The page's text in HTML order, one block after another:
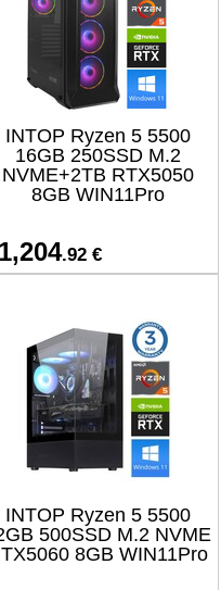
INTOP Ryzen 5 5500
16GB 250SSD M.2
NVME+2TB RTX5050
8GB WIN11Pro
1,204.92 €
INTOP Ryzen 5 5500
500SSD M.2 NVME
8GB WIN11Pro